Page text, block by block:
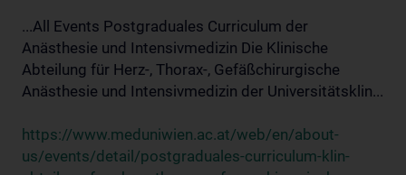
...All Events Postgraduales Curriculum der
Anästhesie und Intensivmedizin Die Klinische
Abteilung für Herz-, Thorax-, Gefäßchirurgische
Anästhesie und Intensivmedizin der Universitätsklin...
https://www.meduniwien.ac.at/web/en/about-
us/events/detail/postgraduales-curriculum-klin-